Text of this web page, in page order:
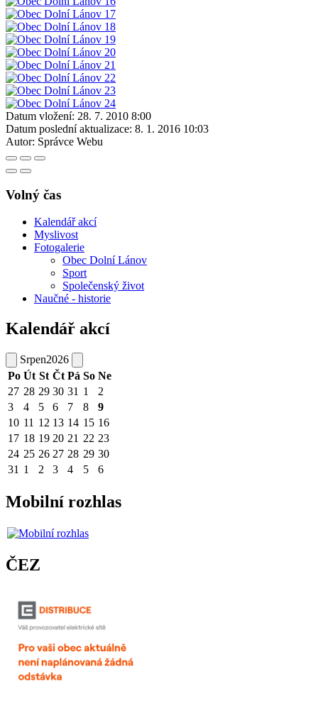
Datum vložení: 28. 7. 2010 8:00
Datum poslední aktualizace: 8. 1. 2016 10:03
Autor: Správce Webu
Volný čas
Kalendář akcí
Myslivost
Fotogalerie
Obec Dolní Lánov
Sport
Společenský život
Naučné - historie
Kalendář akcí
Srpen2026
Po Út St Čt Pá So Ne
27 28 29 30 31 1
2
3
4 5 6 7 8
9
10 11 12 13 14 15 16
17 18 19 20 21 22 23
24 25 26 27 28 29 30
31 1 2 3 4 5 6
Mobilní rozhlas
ČEZ